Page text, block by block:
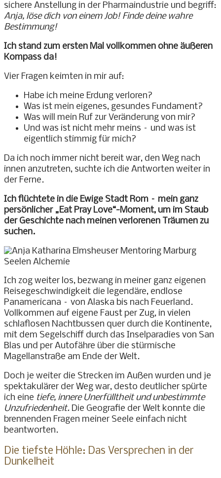
sichere Anstellung in der Pharmaindustrie und begriff:
Anja, löse dich von einem Job! Finde deine wahre
Bestimmung!
Ich stand zum ersten Mal vollkommen ohne äußeren
Kompass da!
Vier Fragen keimten in mir auf:
Habe ich meine Erdung verloren?
Was ist mein eigenes, gesundes Fundament?
Was will mein Ruf zur Veränderung von mir?
Und was ist nicht mehr meins – und was ist
eigentlich stimmig für mich?
Da ich noch immer nicht bereit war, den Weg nach
innen anzutreten, suchte ich die Antworten weiter in
der Ferne.
Ich flüchtete in die Ewige Stadt Rom – mein ganz
persönlicher „Eat Pray Love“-Moment, um im Staub
der Geschichte nach meinen verlorenen Träumen zu
suchen.
Ich zog weiter los, bezwang in meiner ganz eigenen
Reisegeschwindigkeit die legendäre, endlose
Panamericana – von Alaska bis nach Feuerland.
Vollkommen auf eigene Faust per Zug, in vielen
schlaflosen Nachtbussen quer durch die Kontinente,
mit dem Segelschiff durch das Inselparadies von San
Blas und per Autofähre über die stürmische
Magellanstraße am Ende der Welt.
Doch je weiter die Strecken im Außen wurden und je
spektakulärer der Weg war, desto deutlicher spürte
ich eine tiefe, innere Unerfülltheit und unbestimmte
Unzufriedenheit. Die Geografie der Welt konnte die
brennenden Fragen meiner Seele einfach nicht
beantworten.
Die tiefste Höhle: Das Versprechen in der
Dunkelheit